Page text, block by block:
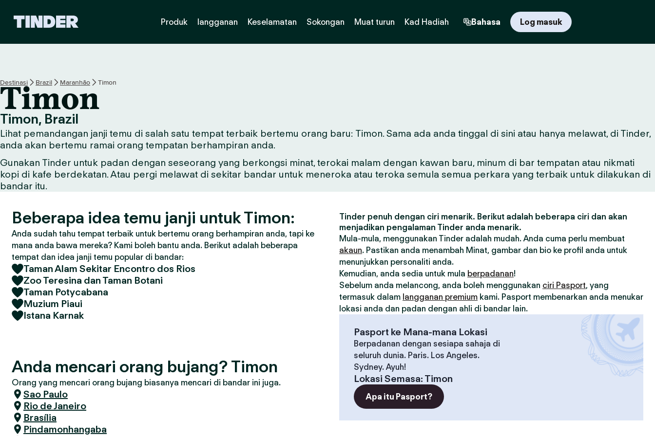
n
U
a
T
n
d
Produk langganan Keselamatan Sokongan Muat turun Kad Hadiah Bahasa Log masuk
Destinasi Brazil Maranhão Timon
Timon
Timon, Brazil
Lihat pemandangan janji temu di salah satu tempat terbaik bertemu orang baru: Timon. Sama ada anda tinggal di sini atau hanya melawat, di Tinder,
anda akan bertemu ramai orang tempatan berhampiran anda.
Gunakan Tinder untuk padan dengan seseorang yang berkongsi minat, terokai malam dengan kawan baru, minum di bar tempatan atau nikmati
kopi di kafe berdekatan. Atau pergi melawat di sekitar bandar untuk meneroka atau teroka semula semua perkara yang terbaik untuk dilakukan di
bandar itu.
Beberapa idea temu janji untuk Timon:
Anda sudah tahu tempat terbaik untuk bertemu orang berhampiran anda, tapi ke
mana anda bawa mereka? Kami boleh bantu anda. Berikut adalah beberapa
tempat dan idea janji temu popular di bandar:
Taman Alam Sekitar Encontro dos Rios
Zoo Teresina dan Taman Botani
Taman Potycabana
Muzium Piaui
Istana Karnak
Anda mencari orang bujang? Timon
Orang yang mencari orang bujang biasanya mencari di bandar ini juga.
Sao Paulo
Rio de Janeiro
Brasília
Pindamonhangaba
Tinder penuh dengan ciri menarik. Berikut adalah beberapa ciri dan akan
menjadikan pengalaman Tinder anda menarik.
Mula-mula, menggunakan Tinder adalah mudah. Anda cuma perlu membuat
akaun. Pastikan anda menambah Minat, gambar dan bio ke profil anda untuk
menunjukkan personaliti anda.
Kemudian, anda sedia untuk mula berpadanan!
Sebelum anda melancong, anda boleh menggunakan ciri Pasport, yang
termasuk dalam langganan premium kami. Pasport membenarkan anda menukar
lokasi anda dan padan dengan ahli di bandar lain.
Pasport ke Mana-mana Lokasi
Berpadanan dengan sesiapa sahaja di
seluruh dunia. Paris. Los Angeles.
Sydney. Ayuh!
Lokasi Semasa: Timon
Apa itu Pasport?